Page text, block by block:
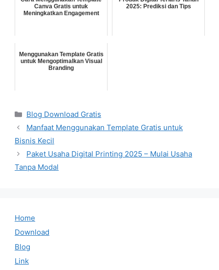
Canva Gratis untuk
Meningkatkan Engagement
2025: Prediksi dan Tips
Menggunakan Template Gratis
untuk Mengoptimalkan Visual
Branding
Categories
Blog Download Gratis
Manfaat Menggunakan Template Gratis untuk
Bisnis Kecil
Paket Usaha Digital Printing 2025 – Mulai Usaha
Tanpa Modal
Home
Download
Blog
Link